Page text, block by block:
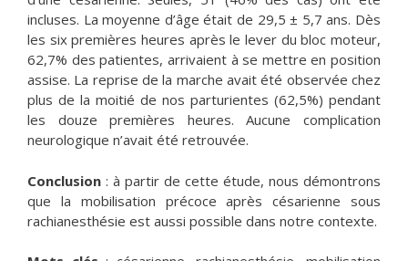
incluses. La moyenne d’âge était de 29,5 ± 5,7 ans. Dès
les six premières heures après le lever du bloc moteur,
62,7% des patientes, arrivaient à se mettre en position
assise. La reprise de la marche avait été observée chez
plus de la moitié de nos parturientes (62,5%) pendant
les douze premières heures. Aucune complication
neurologique n’avait été retrouvée.
Conclusion : à partir de cette étude, nous démontrons
que la mobilisation précoce après césarienne sous
rachianesthésie est aussi possible dans notre contexte.